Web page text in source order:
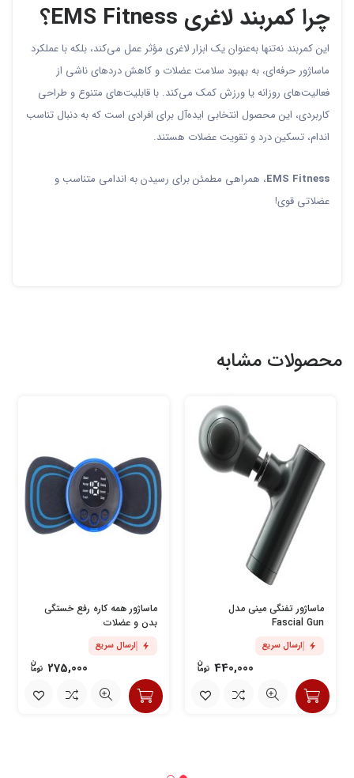
چرا کمربند لاغری EMS Fitness؟
این کمربند نه‌تنها به‌عنوان یک ابزار لاغری مؤثر عمل می‌کند، بلکه با عملکرد
ماساژور حرفه‌ای، به بهبود سلامت عضلات و کاهش دردهای ناشی از
فعالیت‌های روزانه یا ورزش کمک می‌کند. با قابلیت‌های متنوع و طراحی
کاربردی، این محصول انتخابی ایده‌آل برای افرادی است که به دنبال تناسب
اندام، تسکین درد و تقویت عضلات هستند.
EMS Fitness، همراهی مطمئن برای رسیدن به اندامی متناسب و
عضلاتی قوی!
محصولات مشابه
ماساژور تفنگی مینی مدل
Fascial Gun
ارسال سریع
440,000
ماساژور همه کاره رفع خستگی
بدن و عضلات
ارسال سریع
275,000